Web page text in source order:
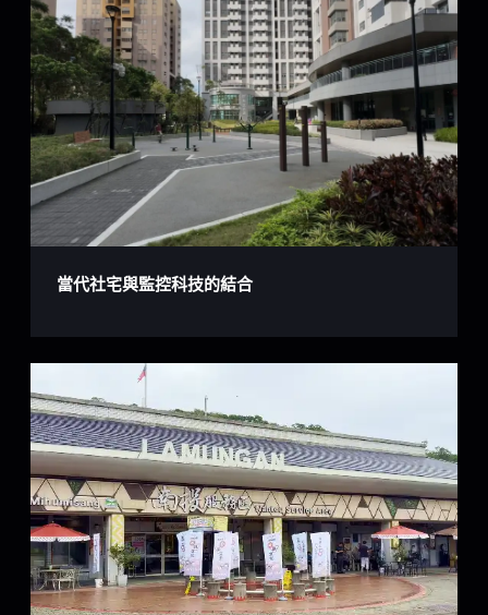
當代社宅與監控科技的結合